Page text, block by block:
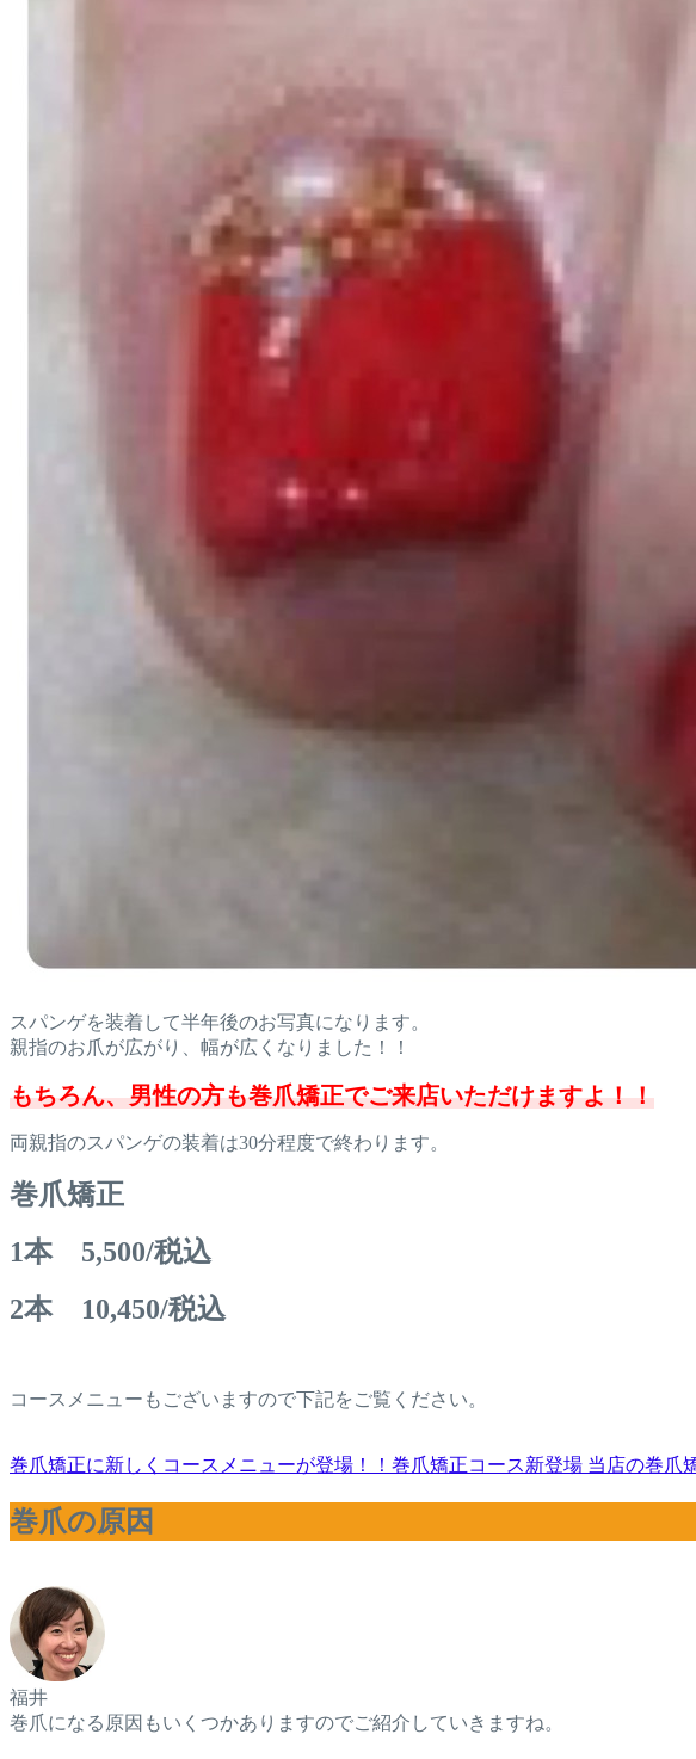
スパンゲを装着して半年後のお写真になります。
親指のお爪が広がり、幅が広くなりました！！
もちろん、男性の方も巻爪矯正でご来店いただけますよ！！
両親指のスパンゲの装着は30分程度で終わります。
巻爪矯正
1本 5,500/税込
2本 10,450/税込
コースメニューもございますので下記をご覧ください。
巻爪矯正に新しくコースメニューが登場！！ 巻爪矯正コース新登場 当店の巻爪
巻爪の原因
福井
巻爪になる原因もいくつかありますのでご紹介していきますね。